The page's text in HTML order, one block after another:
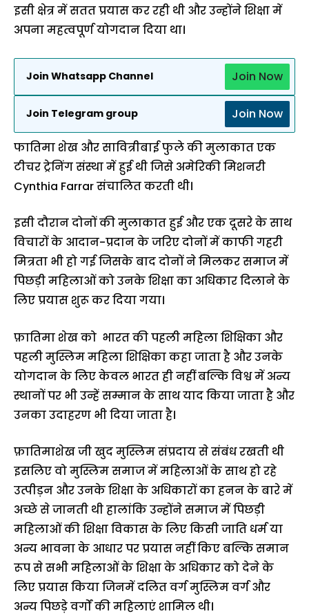
इसी क्षेत्र में सतत प्रयास कर रही थी और उन्होंने शिक्षा में
अपना महत्वपूर्ण योगदान दिया था।
Join Whatsapp Channel Join Now
Join Telegram group Join Now
फातिमा शेख और सावित्रीबाई फुले की मुलाकात एक
टीचर ट्रेनिंग संस्था में हुई थी जिसे अमेरिकी मिशनरी
Cynthia Farrar संचालित करती थी।
इसी दौरान दोनों की मुलाकात हुई और एक दूसरे के साथ
विचारों के आदान-प्रदान के जरिए दोनों में काफी गहरी
मित्रता भी हो गई जिसके बाद दोनों ने मिलकर समाज में
पिछड़ी महिलाओं को उनके शिक्षा का अधिकार दिलाने के
लिए प्रयास शुरू कर दिया गया।
फ़ातिमा शेख को भारत की पहली महिला शिक्षिका और
पहली मुस्लिम महिला शिक्षिका कहा जाता है और उनके
योगदान के लिए केवल भारत ही नहीं बल्कि विश्व में अन्य
स्थानों पर भी उन्हें सम्मान के साथ याद किया जाता है और
उनका उदाहरण भी दिया जाता है।
फ़ातिमाशेख जी खुद मुस्लिम संप्रदाय से संबंध रखती थी
इसलिए वो मुस्लिम समाज में महिलाओं के साथ हो रहे
उत्पीड़न और उनके शिक्षा के अधिकारों का हनन के बारे में
अच्छे से जानती थी हालांकि उन्होंने समाज में पिछड़ी
महिलाओं की शिक्षा विकास के लिए किसी जाति धर्म या
अन्य भावना के आधार पर प्रयास नहीं किए बल्कि समान
रूप से सभी महिलाओं के शिक्षा के अधिकार को देने के
लिए प्रयास किया जिनमें दलित वर्ग मुस्लिम वर्ग और
अन्य पिछड़े वर्गों की महिलाएं शामिल थी।